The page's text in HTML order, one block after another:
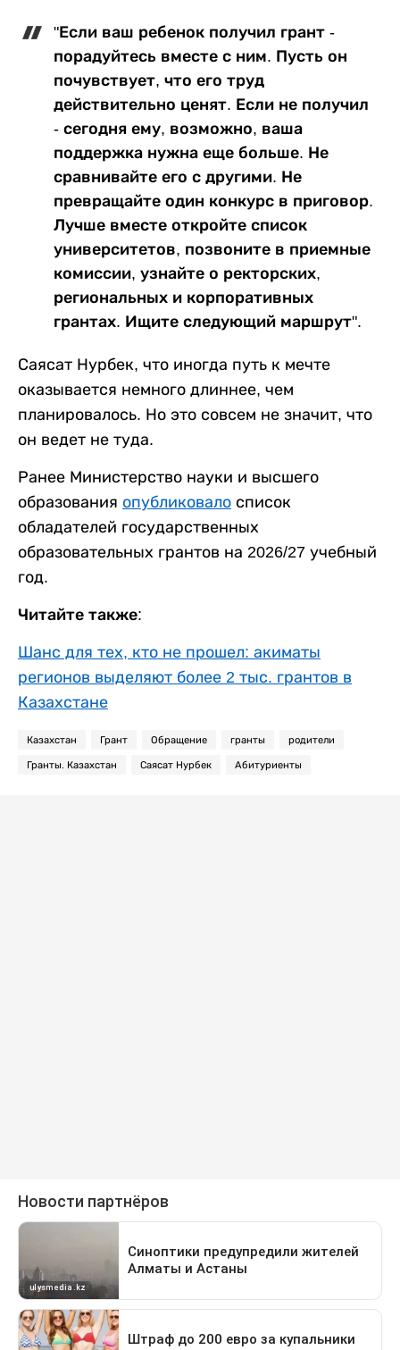
"Если ваш ребенок получил грант -
порадуйтесь вместе с ним. Пусть он
почувствует, что его труд
действительно ценят. Если не получил
- сегодня ему, возможно, ваша
поддержка нужна еще больше. Не
сравнивайте его с другими. Не
превращайте один конкурс в приговор.
Лучше вместе откройте список
университетов, позвоните в приемные
комиссии, узнайте о ректорских,
региональных и корпоративных
грантах. Ищите следующий маршрут".
Саясат Нурбек, что иногда путь к мечте
оказывается немного длиннее, чем
планировалось. Но это совсем не значит, что
он ведет не туда.
Ранее Министерство науки и высшего
образования опубликовало список
обладателей государственных
образовательных грантов на 2026/27 учебный
год.
Читайте также:
Шанс для тех, кто не прошел: акиматы
регионов выделяют более 2 тыс. грантов в
Казахстане
Казахстан Грант Обращение гранты родители
Гранты. Казахстан Саясат Нурбек Абитуриенты